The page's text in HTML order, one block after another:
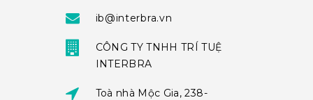
ib@interbra.vn
CÔNG TY TNHH TRÍ TUỆ
INTERBRA
Toà nhà Mộc Gia, 238-